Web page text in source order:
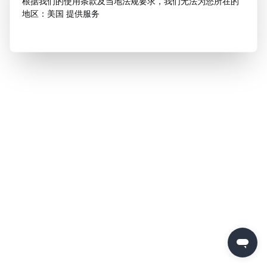
地区：美国 提供服务